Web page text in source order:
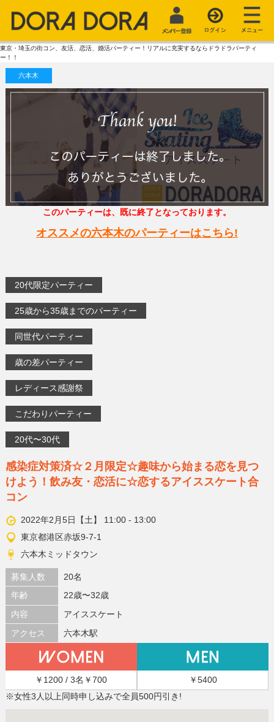
東京・埼玉の街コン、友活、恋活、婚活パーティー！リアルに充実するならドラドラパーティ
ー！！
六本木
このパーティーは、既に終了となっております。
オススメの六本木のパーティーはこちら!
20代限定パーティー
25歳から35歳までのパーティー
同世代パーティー
歳の差パーティー
レディース感謝祭
こだわりパーティー
20代〜30代
感染症対策済☆２月限定☆趣味から始まる恋を見つ
けよう！飲み友・恋活に☆恋するアイススケート合
コン
2022年2月5日【土】 11:00 - 13:00
東京都港区赤坂9-7-1
六本木ミッドタウン
募集人数
20名
年齢
22歳〜32歳
内容
アイススケート
アクセス
六本木駅
￥1200 / 3名￥700
￥5400
※女性3人以上同時申し込みで全員500円引き!